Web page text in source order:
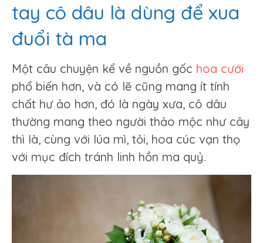
tay cô dâu là dùng để xua
đuổi tà ma
Một câu chuyện kể về nguồn gốc hoa cưới
phổ biến hơn, và có lẽ cũng mang ít tính
chất hư ảo hơn, đó là ngày xưa, cô dâu
thường mang theo người thảo mộc như cây
thì là, cùng với lúa mì, tỏi, hoa cúc vạn thọ
với mục đích tránh linh hồn ma quỷ.